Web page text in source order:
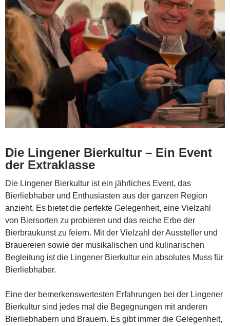
Die Lingener Bierkultur – Ein Event
der Extraklasse
Die Lingener Bierkultur ist ein jährliches Event, das
Bierliebhaber und Enthusiasten aus der ganzen Region
anzieht. Es bietet die perfekte Gelegenheit, eine Vielzahl
von Biersorten zu probieren und das reiche Erbe der
Bierbraukunst zu feiern. Mit der Vielzahl der Aussteller und
Brauereien sowie der musikalischen und kulinarischen
Begleitung ist die Lingener Bierkultur ein absolutes Muss für
Bierliebhaber.
Eine der bemerkenswertesten Erfahrungen bei der Lingener
Bierkultur sind jedes mal die Begegnungen mit anderen
Bierliebhabern und Brauern. Es gibt immer die Gelegenheit,